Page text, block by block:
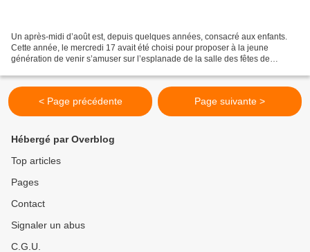
Un après-midi d’août est, depuis quelques années, consacré aux enfants.
Cette année, le mercredi 17 avait été choisi pour proposer à la jeune
génération de venir s’amuser sur l’esplanade de la salle des fêtes de
< Page précédente Page suivante >
Hébergé par Overblog
Top articles
Pages
Contact
Signaler un abus
C.G.U.